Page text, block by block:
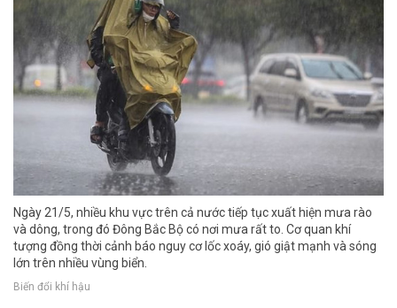
Ngày 21/5, nhiều khu vực trên cả nước tiếp tục xuất hiện mưa rào
và dông, trong đó Đông Bắc Bộ có nơi mưa rất to. Cơ quan khí
tượng đồng thời cảnh báo nguy cơ lốc xoáy, gió giật mạnh và sóng
lớn trên nhiều vùng biển.
Biến đổi khí hậu